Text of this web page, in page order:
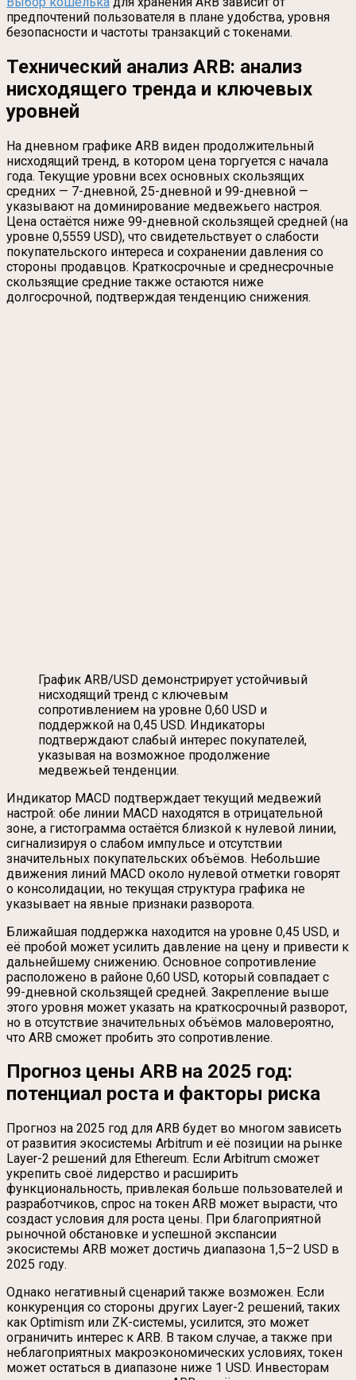
предпочтений пользователя в плане удобства, уровня
безопасности и частоты транзакций с токенами.
Технический анализ ARB: анализ
нисходящего тренда и ключевых
уровней
На дневном графике ARB виден продолжительный
нисходящий тренд, в котором цена торгуется с начала
года. Текущие уровни всех основных скользящих
средних — 7-дневной, 25-дневной и 99-дневной —
указывают на доминирование медвежьего настроя.
Цена остаётся ниже 99-дневной скользящей средней (на
уровне 0,5559 USD), что свидетельствует о слабости
покупательского интереса и сохранении давления со
стороны продавцов. Краткосрочные и среднесрочные
скользящие средние также остаются ниже
долгосрочной, подтверждая тенденцию снижения.
График ARB/USD демонстрирует устойчивый
нисходящий тренд с ключевым
сопротивлением на уровне 0,60 USD и
поддержкой на 0,45 USD. Индикаторы
подтверждают слабый интерес покупателей,
указывая на возможное продолжение
медвежьей тенденции.
Индикатор MACD подтверждает текущий медвежий
настрой: обе линии MACD находятся в отрицательной
зоне, а гистограмма остаётся близкой к нулевой линии,
сигнализируя о слабом импульсе и отсутствии
значительных покупательских объёмов. Небольшие
движения линий MACD около нулевой отметки говорят
о консолидации, но текущая структура графика не
указывает на явные признаки разворота.
Ближайшая поддержка находится на уровне 0,45 USD, и
её пробой может усилить давление на цену и привести к
дальнейшему снижению. Основное сопротивление
расположено в районе 0,60 USD, который совпадает с
99-дневной скользящей средней. Закрепление выше
этого уровня может указать на краткосрочный разворот,
но в отсутствие значительных объёмов маловероятно,
что ARB сможет пробить это сопротивление.
Прогноз цены ARB на 2025 год:
потенциал роста и факторы риска
Прогноз на 2025 год для ARB будет во многом зависеть
от развития экосистемы Arbitrum и её позиции на рынке
Layer-2 решений для Ethereum. Если Arbitrum сможет
укрепить своё лидерство и расширить
функциональность, привлекая больше пользователей и
разработчиков, спрос на токен ARB может вырасти, что
создаст условия для роста цены. При благоприятной
рыночной обстановке и успешной экспансии
экосистемы ARB может достичь диапазона 1,5–2 USD в
2025 году.
Однако негативный сценарий также возможен. Если
конкуренция со стороны других Layer-2 решений, таких
как Optimism или ZK-системы, усилится, это может
ограничить интерес к ARB. В таком случае, а также при
неблагоприятных макроэкономических условиях, токен
может остаться в диапазоне ниже 1 USD. Инвесторам